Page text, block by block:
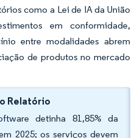
como a Lei de IA da União
em conformidade,
entre modalidades abrem
de produtos no mercado
Relatório
detinha 81,85% da
2025; os serviços devem